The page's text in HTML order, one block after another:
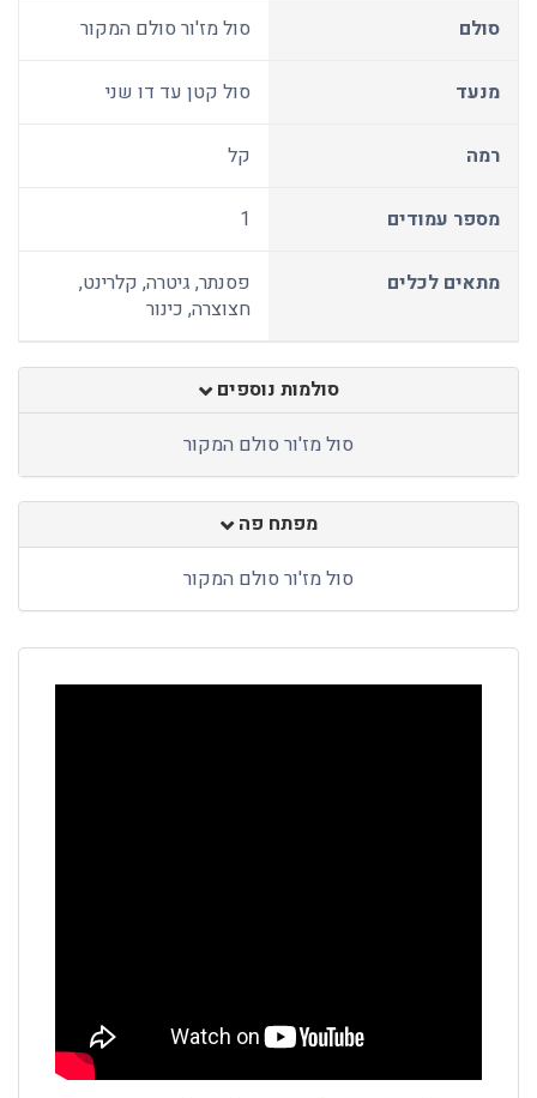
סולם סול מז'ור סולם המקור
מנעד סול קטן עד דו שני
רמה קל
מספר עמודים 1
מתאים לכלים
פסנתר, גיטרה, קלרינט,
חצוצרה, כינור
סולמות נוספים
סול מז'ור סולם המקור
מפתח פה
סול מז'ור סולם המקור